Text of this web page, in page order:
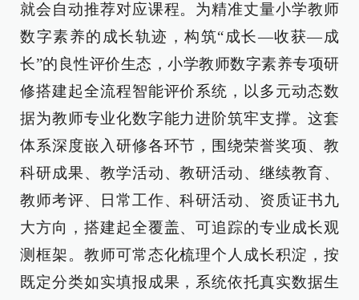
就会自动推荐对应课程。为精准丈量小学教师
数字素养的成长轨迹，构筑“成长—收获—成
长”的良性评价生态，小学教师数字素养专项研
修搭建起全流程智能评价系统，以多元动态数
据为教师专业化数字能力进阶筑牢支撑。这套
体系深度嵌入研修各环节，围绕荣誉奖项、教
科研成果、教学活动、教研活动、继续教育、
教师考评、日常工作、科研活动、资质证书九
大方向，搭建起全覆盖、可追踪的专业成长观
测框架。教师可常态化梳理个人成长积淀，按
既定分类如实填报成果，系统依托真实数据生